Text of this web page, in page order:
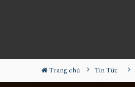
Trang chủ Tin Tức